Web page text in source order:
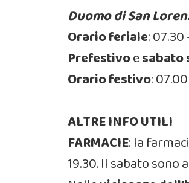
Duomo di San
Orario feriale: 07.30
Prefestivoesabato
Orario festivo:
ALTRE INFO UTILI
FARMACIE: la
19.30. Il sabato sono